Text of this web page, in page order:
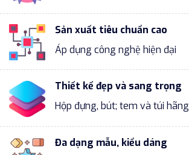
Sản xuất tiêu chuẩn cao
Áp dụng công nghệ hiện đại
Thiết kế đẹp và sang trọng
Hộp đựng, bút; tem và túi hãng
Đa dạng mẫu, kiểu dáng